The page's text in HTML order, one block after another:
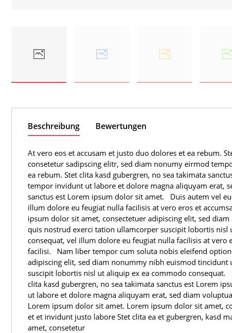
Beschreibung Bewertungen
At vero eos et accusam et justo duo dolores et ea rebum.
consetetur sadipscing elitr, sed diam nonumy eirmod
ea rebum. Stet clita kasd gubergren, no sea takimata
tempor invidunt ut labore et dolore magna aliquyam erat,
sanctus est Lorem ipsum dolor sit amet. Duis autem vel
illum dolore eu feugiat nulla facilisis at vero eros et
ipsum dolor sit amet, consectetuer adipiscing elit, sed
quis nostrud exerci tation ullamcorper suscipit lobortis
consequat, vel illum dolore eu feugiat nulla facilisis at
facilisi. Nam liber tempor cum soluta nobis eleifend
adipiscing elit, sed diam nonummy nibh euismod
suscipit lobortis nisl ut aliquip ex ea commodo
clita kasd gubergren, no sea takimata sanctus est Lorem
ut labore et dolore magna aliquyam erat, sed diam
Lorem ipsum dolor sit amet. Lorem ipsum dolor sit amet,
et et invidunt justo labore Stet clita ea et gubergren, kasd
amet, consetetur